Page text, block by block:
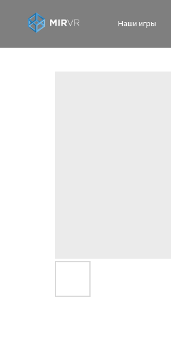
Наши игры